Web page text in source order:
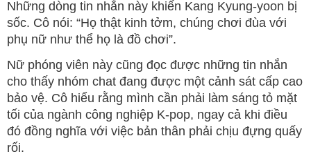
Những dòng tin nhắn này khiến Kang Kyung-yoon bị
sốc. Cô nói: “Họ thật kinh tởm, chúng chơi đùa với
phụ nữ như thể họ là đồ chơi”.
Nữ phóng viên này cũng đọc được những tin nhắn
cho thấy nhóm chat đang được một cảnh sát cấp cao
bảo vệ. Cô hiểu rằng mình cần phải làm sáng tỏ mặt
tối của ngành công nghiệp K-pop, ngay cả khi điều
đó đồng nghĩa với việc bản thân phải chịu đựng quấy
rối.